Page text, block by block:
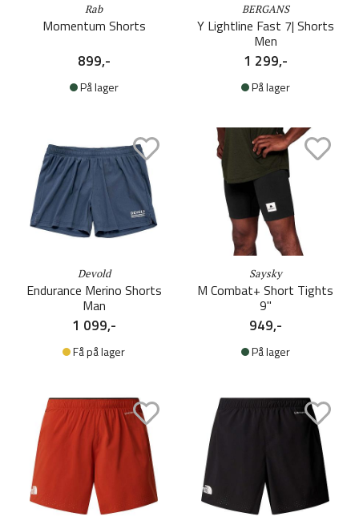
Rab
Momentum Shorts
899,-
På lager
BERGANS
Y Lightline Fast 7| Shorts
Men
1 299,-
På lager
Devold
Endurance Merino Shorts
Man
1 099,-
Få på lager
Saysky
M Combat+ Short Tights
9''
949,-
På lager